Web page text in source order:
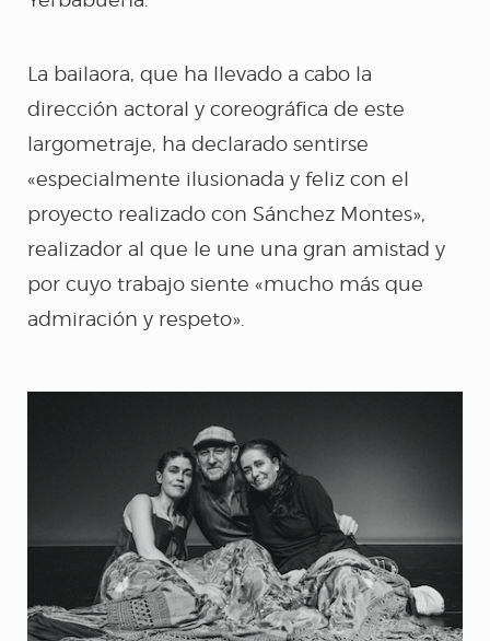
YERBAGÜENA
(oscuro brillante)
RE-FRACCIÓN
(Desde mis ojos)
AL IGUAL QUE TÚ
D´MADRUGÁ
CUENTOS DE
AZÚCAR
CARNE Y HUESO
La bailaora, que ha llevado a cabo la
dirección actoral y coreográfica de este
largometraje, ha declarado sentirse
«especialmente ilusionada y feliz con el
proyecto realizado con Sánchez Montes»,
realizador al que le une una gran amistad y
por cuyo trabajo siente «mucho más que
admiración y respeto».